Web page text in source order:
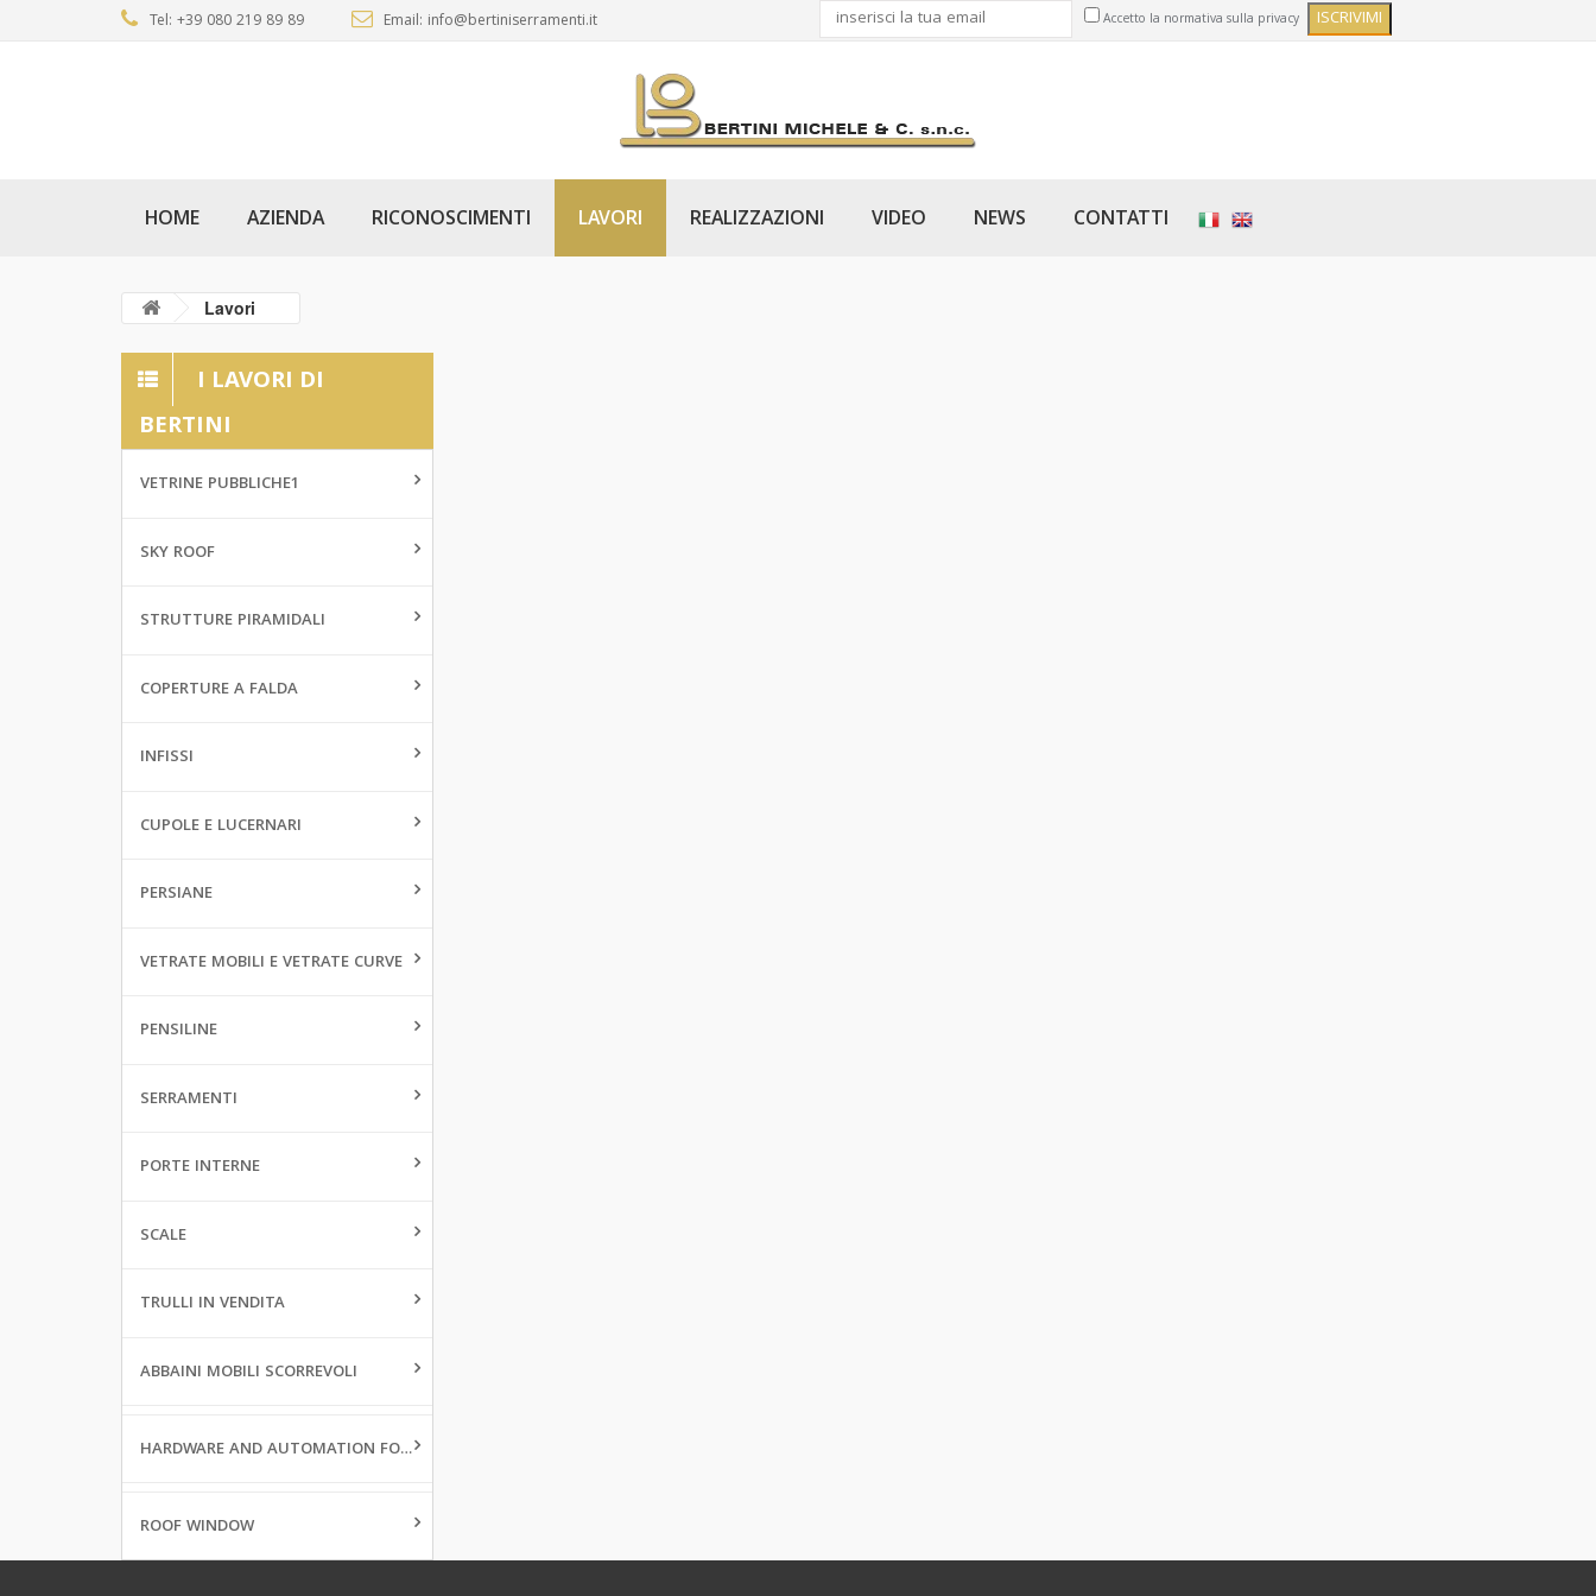
Tel: +39 080 219 89 89 Email: info@bertiniserramenti.it Accetto la normativa sulla privacy
HOME AZIENDA RICONOSCIMENTI LAVORI REALIZZAZIONI VIDEO NEWS CONTATTI
Lavori
I LAVORI DI
BERTINI
VETRINE PUBBLICHE1
SKY ROOF
STRUTTURE PIRAMIDALI
COPERTURE A FALDA
INFISSI
CUPOLE E LUCERNARI
PERSIANE
VETRATE MOBILI E VETRATE CURVE
PENSILINE
SERRAMENTI
PORTE INTERNE
SCALE
TRULLI IN VENDITA
ABBAINI MOBILI SCORREVOLI
HARDWARE AND AUTOMATION FOR WINDOWS
ROOF WINDOW